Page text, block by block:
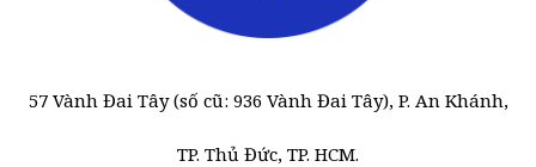
57 Vành Đai Tây (số cũ: 936 Vành Đai Tây), P. An Khánh,
TP. Thủ Đức, TP. HCM.